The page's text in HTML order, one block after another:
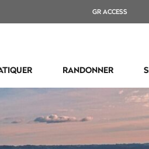
GR ACCESS
RANDONNER